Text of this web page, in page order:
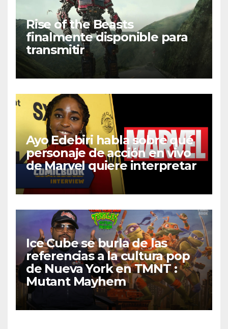
Rise of the Beasts
finalmente disponible para
transmitir
Ayo Edebiri habla sobre qué
personaje de acción en vivo
de Marvel quiere interpretar
Ice Cube se burla de las
referencias a la cultura pop
de Nueva York en TMNT :
Mutant Mayhem